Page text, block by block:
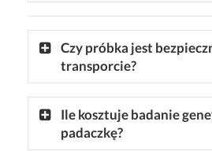
Czy próbka jest
transporcie?
Ile kosztuje badanie
padaczkę?